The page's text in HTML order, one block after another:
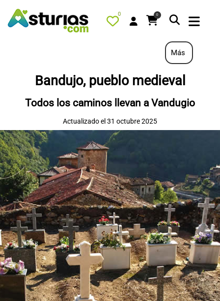
0 0
PORTADA
QUÉ HACER
ALOJAMIENTOS
RESTAURANTES
TURISMO ACTIVO
TIENDA
AGENDA
OFERTAS
CONTACTO
Más
Bandujo, pueblo medieval
Todos los caminos llevan a Vandugio
Actualizado el 31 octubre 2025